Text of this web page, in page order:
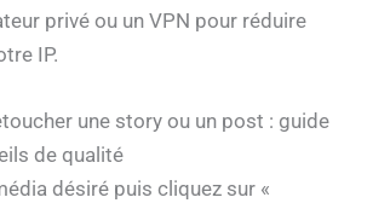
privé ou un VPN pour réduire
IP.
une story ou un post : guide
de qualité
désiré puis cliquez sur «